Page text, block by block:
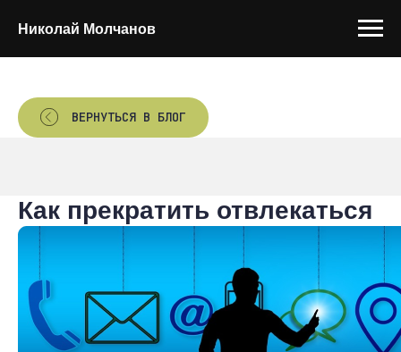
Николай Молчанов
ВЕРНУТЬСЯ В БЛОГ
Как прекратить отвлекаться